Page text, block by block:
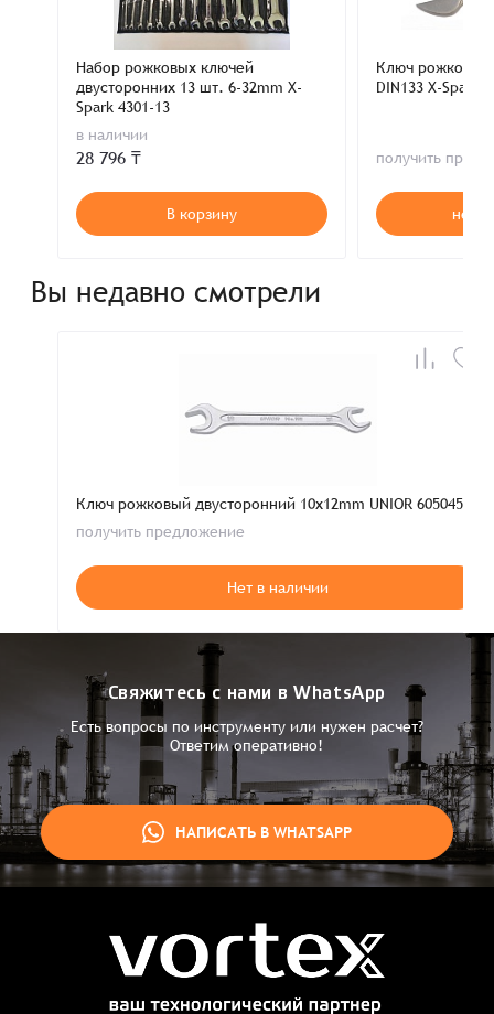
Заказ успешно оформлен
Набор рожковых ключей
двусторонних 13 шт. 6-32mm X-
Spark 4301-13
в наличии
28 796 ₸
В корзину
Ключ рожковый
DIN133 X-Spark
получить
нет в
Вы недавно смотрели
Ключ рожковый двусторонний 10х12mm UNIOR 605045
получить предложение
Нет в наличии
Свяжитесь с нами в WhatsApp
Есть вопросы по инструменту или нужен расчет?
Ответим оперативно!
НАПИСАТЬ В WHATSAPP